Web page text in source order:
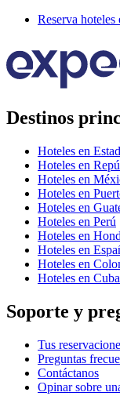
Reserva
Destinos
Hoteles en
Hoteles en
Hoteles en
Hoteles en
Hoteles en
Hoteles en Perú
Hoteles en
Hoteles en
Hoteles en
Hoteles en Cuba
Soporte y
Tus
Preguntas
Contáctanos
Opinar sobre